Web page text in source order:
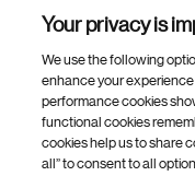
Ianalumab
Your privacy is
We use the following
enhance your
performance cookies
functional cookies
cookies help us to share
all” to consent to all